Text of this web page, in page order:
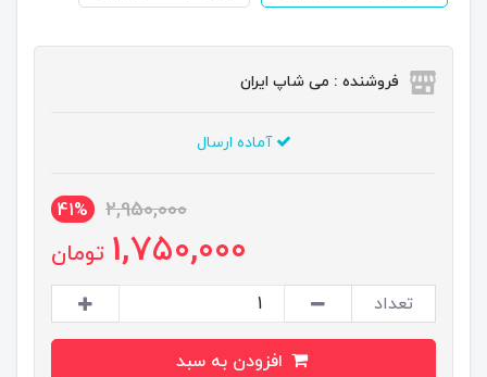
فروشنده : می شاپ ایران
آماده ارسال
2,950,000
41%
1,750,000 تومان
تعداد